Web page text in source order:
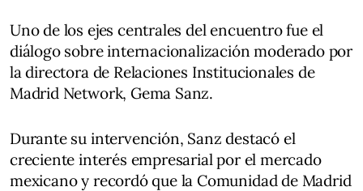
Uno de los ejes centrales del encuentro fue el
diálogo sobre internacionalización moderado por
la directora de Relaciones Institucionales de
Madrid Network, Gema Sanz.
Durante su intervención, Sanz destacó el
creciente interés empresarial por el mercado
mexicano y recordó que la Comunidad de Madrid